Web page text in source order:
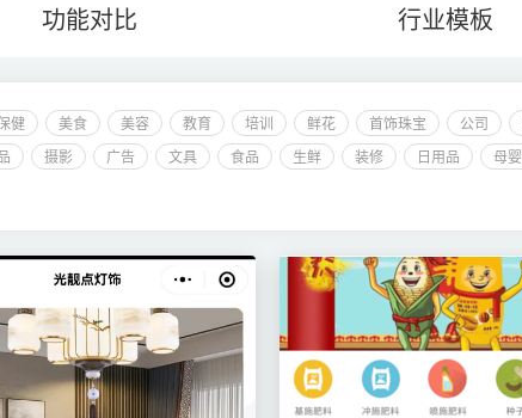
功能对比 行业模板
健 美食 美容 教育 培训 鲜花 首饰珠宝 公司
摄影 广告 文具 食品 生鲜 装修 日用品 母婴